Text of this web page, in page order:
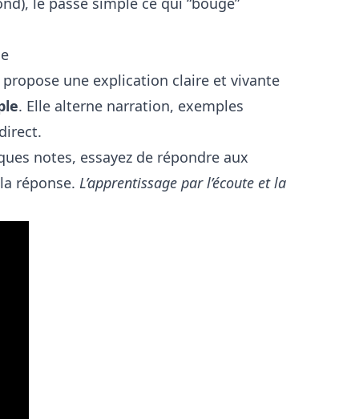
une explication claire et vivante
. Elle alterne narration, exemples
notes, essayez de répondre aux
réponse. L’apprentissage par l’écoute et la